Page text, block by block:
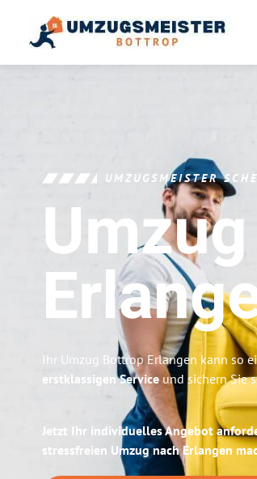
UMZUGSMEISTER
Ihr Umzug Bottrop Erlangen kann so
erstklassigen Service und sichern Sie
Jetzt Ihr individuelles Angebot
stressfreien Umzug nach Erlangen